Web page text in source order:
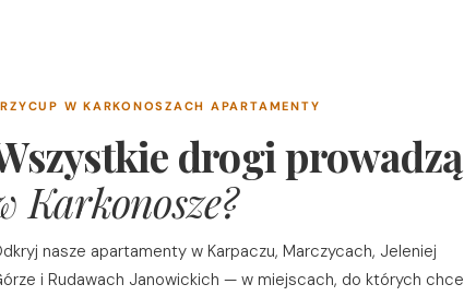
W KARKONOSZACH APARTAMENTY
drogi prowadzą
Karkonosze?
nasze apartamenty w Karpaczu, Marczycach, Jeleniej
i Rudawach Janowickich — w miejscach, do których chce